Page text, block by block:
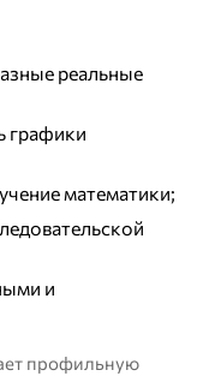
реальные
графики
математики;
и
профильную